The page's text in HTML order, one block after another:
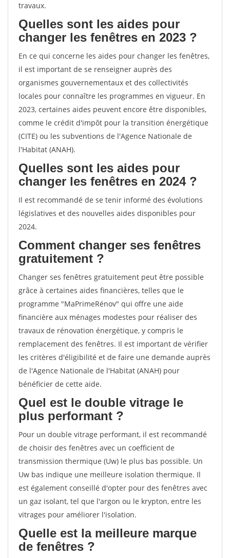
travaux.
Quelles sont les aides pour
changer les fenêtres en 2023 ?
En ce qui concerne les aides pour changer les fenêtres,
il est important de se renseigner auprès des
organismes gouvernementaux et des collectivités
locales pour connaître les programmes en vigueur. En
2023, certaines aides peuvent encore être disponibles,
comme le crédit d'impôt pour la transition énergétique
(CITE) ou les subventions de l'Agence Nationale de
l'Habitat (ANAH).
Quelles sont les aides pour
changer les fenêtres en 2024 ?
Il est recommandé de se tenir informé des évolutions
législatives et des nouvelles aides disponibles pour
2024.
Comment changer ses fenêtres
gratuitement ?
Changer ses fenêtres gratuitement peut être possible
grâce à certaines aides financières, telles que le
programme "MaPrimeRénov" qui offre une aide
financière aux ménages modestes pour réaliser des
travaux de rénovation énergétique, y compris le
remplacement des fenêtres. Il est important de vérifier
les critères d'éligibilité et de faire une demande auprès
de l'Agence Nationale de l'Habitat (ANAH) pour
bénéficier de cette aide.
Quel est le double vitrage le
plus performant ?
Pour un double vitrage performant, il est recommandé
de choisir des fenêtres avec un coefficient de
transmission thermique (Uw) le plus bas possible. Un
Uw bas indique une meilleure isolation thermique. Il
est également conseillé d'opter pour des fenêtres avec
un gaz isolant, tel que l'argon ou le krypton, entre les
vitrages pour améliorer l'isolation.
Quelle est la meilleure marque
de fenêtres ?